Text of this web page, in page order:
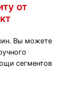
от
Вы можете
сегментов